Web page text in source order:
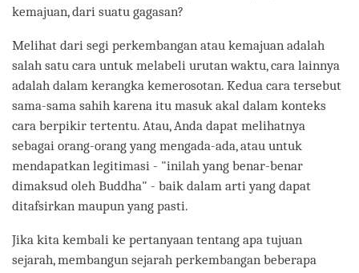
kemajuan, dari suatu gagasan?
Melihat dari segi perkembangan atau kemajuan adalah
salah satu cara untuk melabeli urutan waktu, cara lainnya
adalah dalam kerangka kemerosotan. Kedua cara tersebut
sama-sama sahih karena itu masuk akal dalam konteks
cara berpikir tertentu. Atau, Anda dapat melihatnya
sebagai orang-orang yang mengada-ada, atau untuk
mendapatkan legitimasi - "inilah yang benar-benar
dimaksud oleh Buddha" - baik dalam arti yang dapat
ditafsirkan maupun yang pasti.
Jika kita kembali ke pertanyaan tentang apa tujuan
sejarah, membangun sejarah perkembangan beberapa